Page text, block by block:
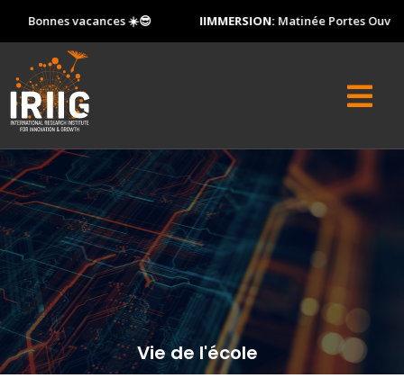
vacances ☀️😎 IIMMERSION:Matinée Portes Ouvertes -
Vie de l'école